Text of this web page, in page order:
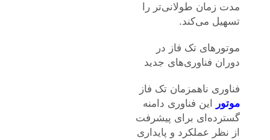
مدت زمان طولانی‌تر را
تسهیل می‌کند.
موتورهای تک فاز در
دوران فناوری‌های جدید
فناوری ناهمزمان تک فاز
موتور
این فناوری دامنه
گسترده‌ای برای پیشرفت
از نظر عملکرد و پایداری